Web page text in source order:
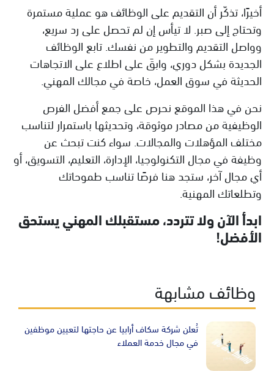
أخيرًا، تذكّر أن التقديم على الوظائف هو عملية مستمرة
وتحتاج إلى صبر. لا تيأس إن لم تحصل على رد سريع،
وواصل التقديم والتطوير من نفسك. تابع الوظائف
الجديدة بشكل دوري، وابقَ على اطلاع على الاتجاهات
الحديثة في سوق العمل، خاصة في مجالك المهني.
نحن في هذا الموقع نحرص على جمع أفضل الفرص
الوظيفية من مصادر موثوقة، وتحديثها باستمرار لتناسب
مختلف المؤهلات والمجالات. سواء كنت تبحث عن
وظيفة في مجال التكنولوجيا، الإدارة، التعليم، التسويق، أو
أي مجال آخر، ستجد هنا فرصًا تناسب طموحاتك
وتطلعاتك المهنية.
ابدأ الآن ولا تتردد، مستقبلك المهني يستحق
الأفضل!
وظائف مشابهة
Image تُعلن شركة سكاف أرابيا عن حاجتها لتعيين موظفين
في مجال خدمة العملاء